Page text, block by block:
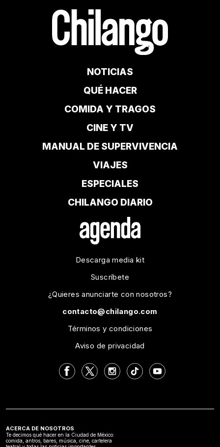
NOTICIAS
QUÉ HACER
COMIDA Y TRAGOS
CINE Y TV
MANUAL DE SUPERVIVENCIA
VIAJES
ESPECIALES
CHILANGO DIARIO
Descarga media kit
Suscríbete
¿Quieres anunciarte con nosotros?
contacto@chilango.com
Términos y condiciones
Aviso de privacidad
ACERCA DE NOSOTROS
Te decimos qué hacer en la Ciudad de México:
comida, antros, bares, música, cine, cartelera